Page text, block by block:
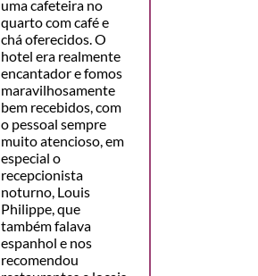
uma cafeteira no
quarto com café e
chá oferecidos. O
hotel era realmente
encantador e fomos
maravilhosamente
bem recebidos, com
o pessoal sempre
muito atencioso, em
especial o
recepcionista
noturno, Louis
Philippe, que
também falava
espanhol e nos
recomendou